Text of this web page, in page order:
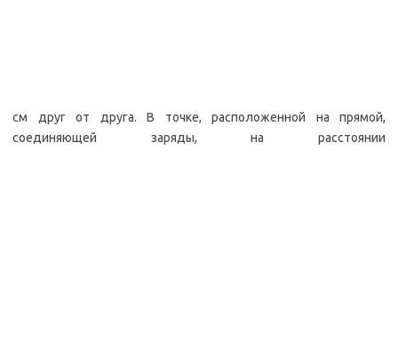
см друг от друга. В точке, расположенной на прямой,
соединяющей заряды, на расстоянии